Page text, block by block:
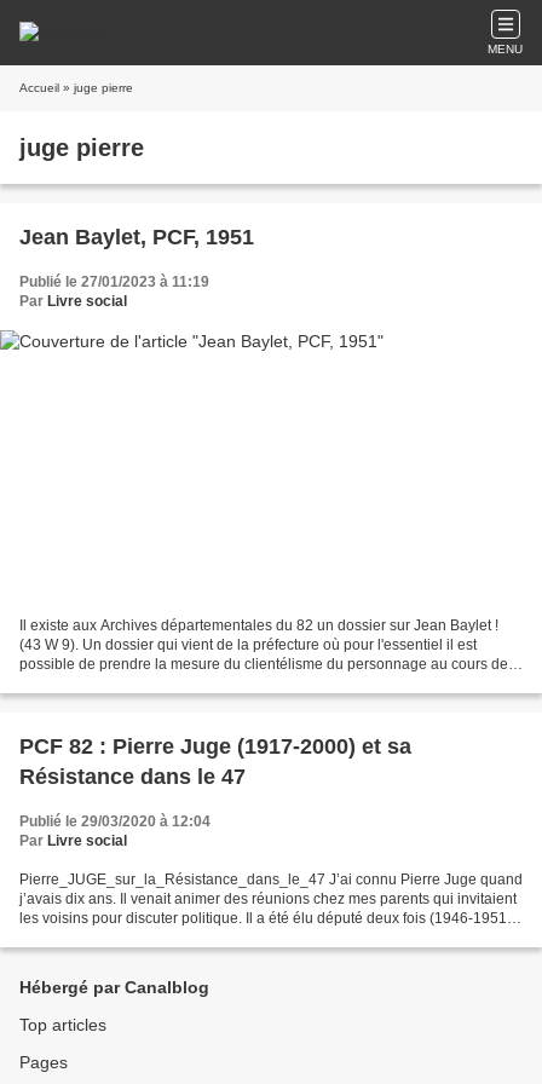
MENU
Accueil » juge pierre
juge pierre
Jean Baylet, PCF, 1951
Publié le 27/01/2023 à 11:19
Par Livre social
Il existe aux Archives départementales du 82 un dossier sur Jean Baylet !
(43 W 9). Un dossier qui vient de la préfecture où pour l'essentiel il est
possible de prendre la mesure du clientélisme du personnage au cours des
PCF 82 : Pierre Juge (1917-2000) et sa
Résistance dans le 47
Publié le 29/03/2020 à 12:04
Par Livre social
Pierre_JUGE_sur_la_Résistance_dans_le_47 J’ai connu Pierre Juge quand
j’avais dix ans. Il venait animer des réunions chez mes parents qui invitaient
les voisins pour discuter politique. Il a été élu député deux fois (1946-1951 et
Hébergé par Canalblog
Top articles
Pages